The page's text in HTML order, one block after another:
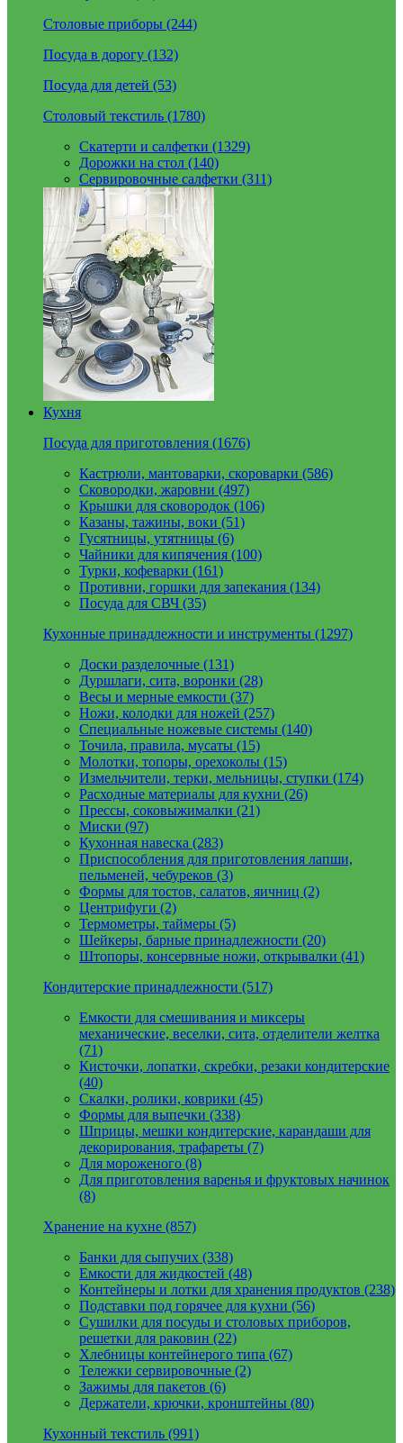
Столовые приборы (244)
Посуда в дорогу (132)
Посуда для детей (53)
Столовый текстиль (1780)
Скатерти и салфетки (1329)
Дорожки на стол (140)
Сервировочные салфетки (311)
Кухня
Посуда для приготовления (1676)
Кастрюли, мантоварки, скороварки (586)
Сковородки, жаровни (497)
Крышки для сковородок (106)
Казаны, тажины, воки (51)
Гусятницы, утятницы (6)
Чайники для кипячения (100)
Турки, кофеварки (161)
Противни, горшки для запекания (134)
Посуда для СВЧ (35)
Кухонные принадлежности и инструменты (1297)
Доски разделочные (131)
Дуршлаги, сита, воронки (28)
Весы и мерные емкости (37)
Ножи, колодки для ножей (257)
Специальные ножевые системы (140)
Точила, правила, мусаты (15)
Молотки, топоры, орехоколы (15)
Измельчители, терки, мельницы, ступки (174)
Расходные материалы для кухни (26)
Прессы, соковыжималки (21)
Миски (97)
Кухонная навеска (283)
Приспособления для приготовления лапши,
пельменей, чебуреков (3)
Формы для тостов, салатов, яичниц (2)
Центрифуги (2)
Термометры, таймеры (5)
Шейкеры, барные принадлежности (20)
Штопоры, консервные ножи, открывалки (41)
Кондитерские принадлежности (517)
Емкости для смешивания и миксеры
механические, веселки, сита, отделители желтка
(71)
Кисточки, лопатки, скребки, резаки кондитерские
(40)
Скалки, ролики, коврики (45)
Формы для выпечки (338)
Шприцы, мешки кондитерские, карандаши для
декорирования, трафареты (7)
Для мороженого (8)
Для приготовления варенья и фруктовых начинок
(8)
Хранение на кухне (857)
Банки для сыпучих (338)
Емкости для жидкостей (48)
Контейнеры и лотки для хранения продуктов (238)
Подставки под горячее для кухни (56)
Сушилки для посуды и столовых приборов,
решетки для раковин (22)
Хлебницы контейнерого типа (67)
Тележки сервировочные (2)
Зажимы для пакетов (6)
Держатели, крючки, кронштейны (80)
Кухонный текстиль (991)